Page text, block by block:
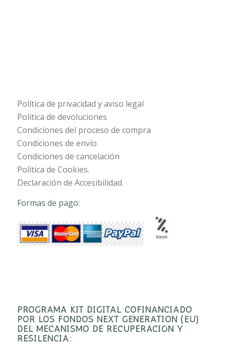
Política de privacidad y aviso legal
Política de devoluciones
Condiciones del proceso de compra
Condiciones de envío
Condiciones de cancelación
Política de Cookies.
Declaración de Accesibilidad
Formas de pago:
PROGRAMA KIT DIGITAL COFINANCIADO
POR LOS FONDOS NEXT GENERATION (EU)
DEL MECANISMO DE RECUPERACIÓN Y
RESILENCIA: